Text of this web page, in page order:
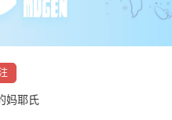
妈耶氏